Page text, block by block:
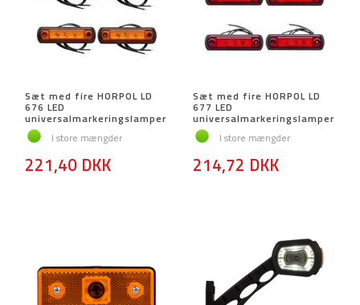
Sæt med fire HORPOL LD
676 LED
universalmarkeringslamper
I store mængder
221,40 DKK
Sæt med fire HORPOL LD
677 LED
universalmarkeringslamper
I store mængder
214,72 DKK